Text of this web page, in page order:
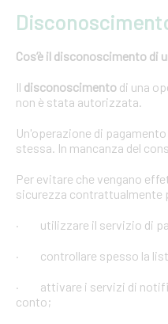
Cos’è il disconoscimento di
Il disconoscimento di una
non è stata autorizzata.
Un'operazione di
stessa. In mancanza del
Per evitare che vengano
sicurezza contrattualmente
· utilizzare il servizio di
· controllare spesso la
· attivare i servizi di
conto;